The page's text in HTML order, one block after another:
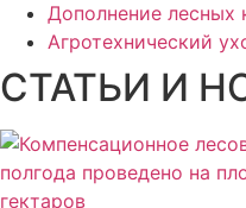
Дополнение лесных
Агротехнический
СТАТЬИ И